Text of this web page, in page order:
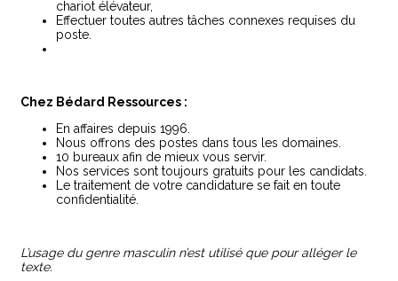
chariot élévateur,
Effectuer toutes autres tâches connexes requises du
poste.
Chez Bédard Ressources :
En affaires depuis 1996.
Nous offrons des postes dans tous les domaines.
10 bureaux afin de mieux vous servir.
Nos services sont toujours gratuits pour les candidats.
Le traitement de votre candidature se fait en toute
confidentialité.
L’usage du genre masculin n’est utilisé que pour alléger le
texte.